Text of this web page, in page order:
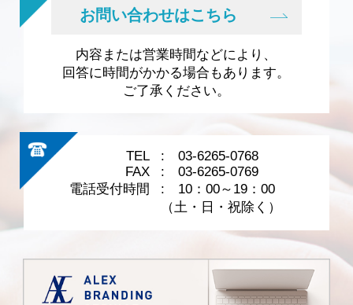
お問い合わせはこちら
内容または営業時間などにより、
回答に時間がかかる場合もあります。
ご了承ください。
TEL
: 03-6265-0768
FAX
: 03-6265-0769
電話受付時間
: 10：00～19：00
（土・日・祝除く）